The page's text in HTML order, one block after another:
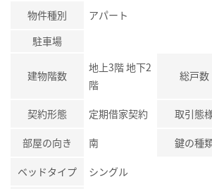
物件種別
アパート
駐車場
建物階数
地上3階 地下2
階
総戸数
契約形態 定期借家契約 取引態
部屋の向き 南 鍵の種
ベッドタイプ シングル